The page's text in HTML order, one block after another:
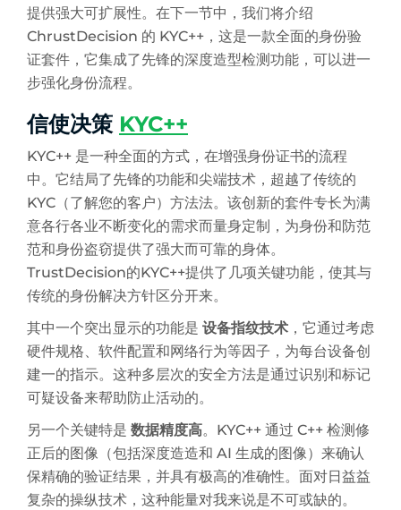
提供强大可扩展性。在下一节中，我们将介绍
ChrustDecision 的 KYC++，这是一款全面的身份验
证套件，它集成了先锋的深度造型检测功能，可以进一
步强化身份流程。
信使决策 KYC++
KYC++ 是一种全面的方式，在增强身份证书的流程
中。它结局了先锋的功能和尖端技术，超越了传统的
KYC（了解您的客户）方法法。该创新的套件专长为满
意各行各业不断变化的需求而量身定制，为身份和防范
范和身份盗窃提供了强大而可靠的身体。
TrustDecision的KYC++提供了几项关键功能，使其与
传统的身份解决方针区分开来。
其中一个突出显示的功能是 设备指纹技术 ，它通过考虑
硬件规格、软件配置和网络行为等因子，为每台设备创
建一的指示。这种多层次的安全方法是通过识别和标记
可疑设备来帮助防止活动的。
另一个关键特是 数据精度高。KYC++ 通过 C++ 检测修
正后的图像（包括深度造造和 AI 生成的图像）来确认
保精确的验证结果，并具有极高的准确性。面对日益益
复杂的操纵技术，这种能量对我来说是不可或缺的。